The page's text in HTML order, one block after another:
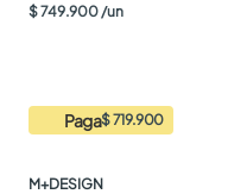
$749.900 /un
Paga$ 719.900
M+DESIGN